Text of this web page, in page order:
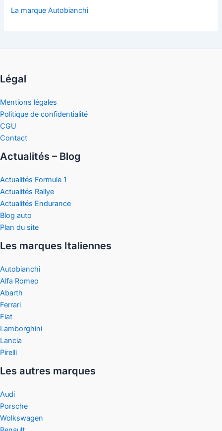
La marque Autobianchi
Légal
Mentions légales
Politique de confidentialité
CGU
Contact
Actualités – Blog
Actualités Formule 1
Actualités Rallye
Actualités Endurance
Blog auto
Plan du site
Les marques Italiennes
Autobianchi
Alfa Romeo
Abarth
Ferrari
Fiat
Lamborghini
Lancia
Pirelli
Les autres marques
Audi
Porsche
Wolkswagen